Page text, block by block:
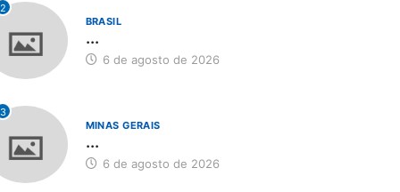
2
BRASIL
...
6 de agosto de 2026
3
MINAS GERAIS
...
6 de agosto de 2026